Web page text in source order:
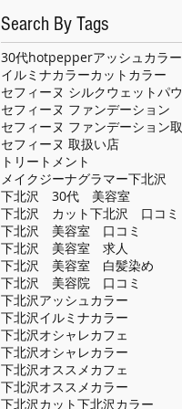
Search By Tags
30代hotpepperアッシュカラー
イルミナカラーカット カラー
セフィーヌ ファンデーション
セフィーヌ 取扱い店
トリートメント
メイクジーナグラマー下北沢
下北沢 30代 美容室
下北沢 カット下北沢 口コミ
下北沢 美容室 口コミ
下北沢 美容室 求人
下北沢 美容室 白髪染め
下北沢 美容院 口コミ
下北沢アッシュカラー
下北沢イルミナカラー
下北沢オシャレカフェ
下北沢オシャレカラー
下北沢オススメカフェ
下北沢オススメカラー
下北沢カット下北沢カラー